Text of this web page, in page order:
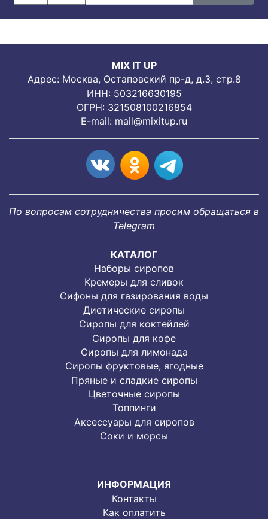
MIX IT UP
Адрес: Москва, Остаповский пр-д, д.3, стр.8
ИНН: 503216630195
ОГРН: 321508100216854
E-mail: mail@mixitup.ru
По вопросам сотрудничества просим обращаться в
Telegram
КАТАЛОГ
Наборы сиропов
Кремеры для сливок
Сифоны для газирования воды
Диетические сиропы
Сиропы для коктейлей
Сиропы для кофе
Сиропы для лимонада
Cиропы фруктовые, ягодные
Пряные и сладкие сиропы
Цветочные сиропы
Топпинги
Аксессуары для сиропов
Соки и морсы
ИНФОРМАЦИЯ
Контакты
Как оплатить